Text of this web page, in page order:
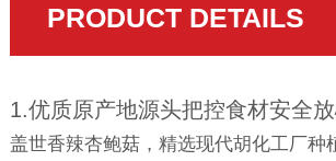
PRODUCT DETAILS
1.优质原产地源头把控食材安全
盖世香辣杏鲍菇，精选现代胡化工厂种